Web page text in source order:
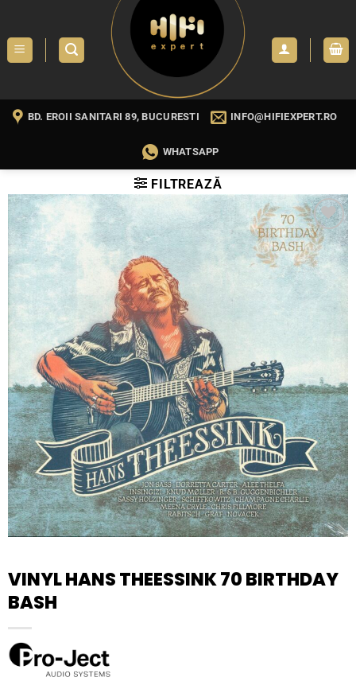
content
BD. EROII SANITARI 89, BUCURESTI INFO@HIFIEXPERT.RO
WHATSAPP
FILTREAZĂ
WISHLIST
VINYL HANS THEESSINK 70 BIRTHDAY
BASH